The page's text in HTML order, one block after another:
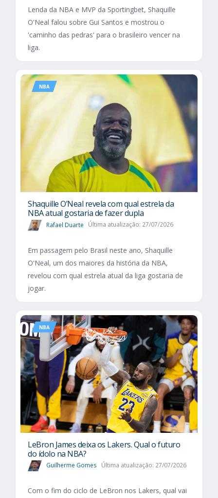
Lenda da NBA e MVP da Sportingbet, Shaquille
O'Neal falou sobre Gui Santos e mostrou o
'caminho das pedras' para o brasileiro vencer na
liga.
NBA
Shaquille O’Neal revela com qual estrela da
NBA atual gostaria de fazer dupla
Rafael Duarte Última atualização: 27/07/2026
Em passagem pelo Brasil neste ano, Shaquille
O'Neal, um dos maiores da história da NBA,
revelou com qual estrela atual da liga gostaria de
jogar.
NBA
LeBron James deixa os Lakers. Qual o futuro
do ídolo na NBA?
Guilherme Gomes Última atualização: 27/07/2026
Com o fim do ciclo de LeBron nos Lakers, qual vai